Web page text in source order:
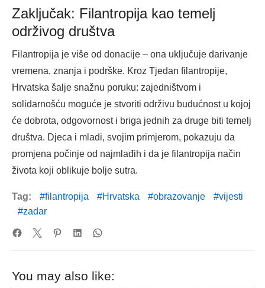
Zaključak: Filantropija kao temelj
održivog društva
Filantropija je više od donacije – ona uključuje darivanje
vremena, znanja i podrške. Kroz Tjedan filantropije,
Hrvatska šalje snažnu poruku: zajedništvom i
solidarnošću moguće je stvoriti održivu budućnost u kojoj
će dobrota, odgovornost i briga jednih za druge biti temelj
društva. Djeca i mladi, svojim primjerom, pokazuju da
promjena počinje od najmlađih i da je filantropija način
života koji oblikuje bolje sutra.
Tag: filantropija Hrvatska obrazovanje
vijesti
zadar
You may also like: